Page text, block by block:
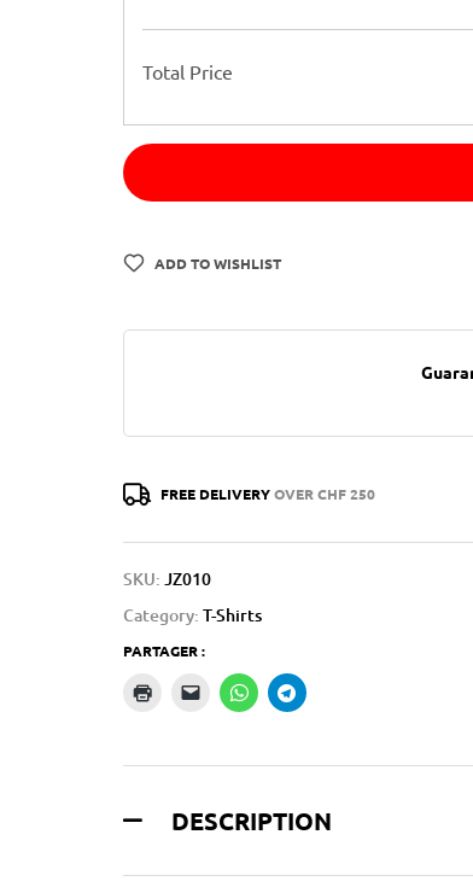
Total Price
ADD TO WISHLIST
FREE DELIVERYOVER CHF 250
SKU:JZ010
Category:T-Shirts
PARTAGER :
DESCRIPTION